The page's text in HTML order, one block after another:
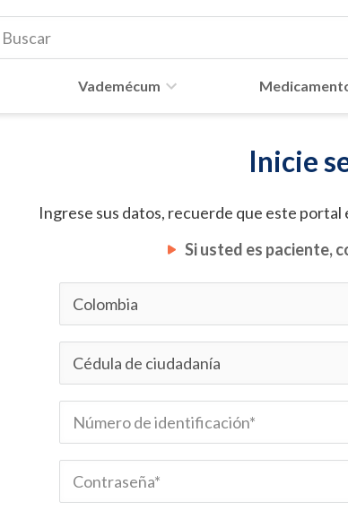
Vademécum
Inicie
Ingrese sus datos, recuerde que este
Si usted es paciente,